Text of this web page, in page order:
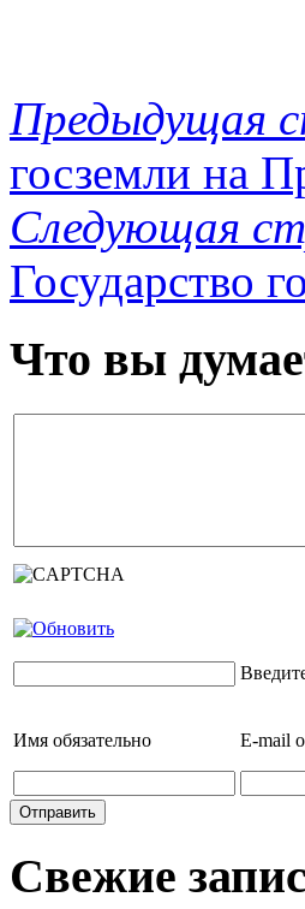
Предыдущая
госземли на
Следующая
Государство
Что вы
Имя обязательно E-mail
Свежие